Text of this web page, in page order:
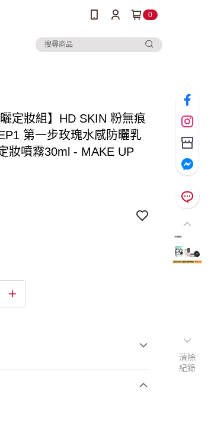
0
定妝組】HD SKIN 粉無痕
第一步玫瑰水感防曬乳
妝噴霧30ml - MAKE UP
清除
紀錄